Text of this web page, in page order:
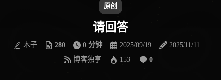
原创
请回答
木子 280 0 分钟 2025/09/19
2025/11/11
博客独享
153 0